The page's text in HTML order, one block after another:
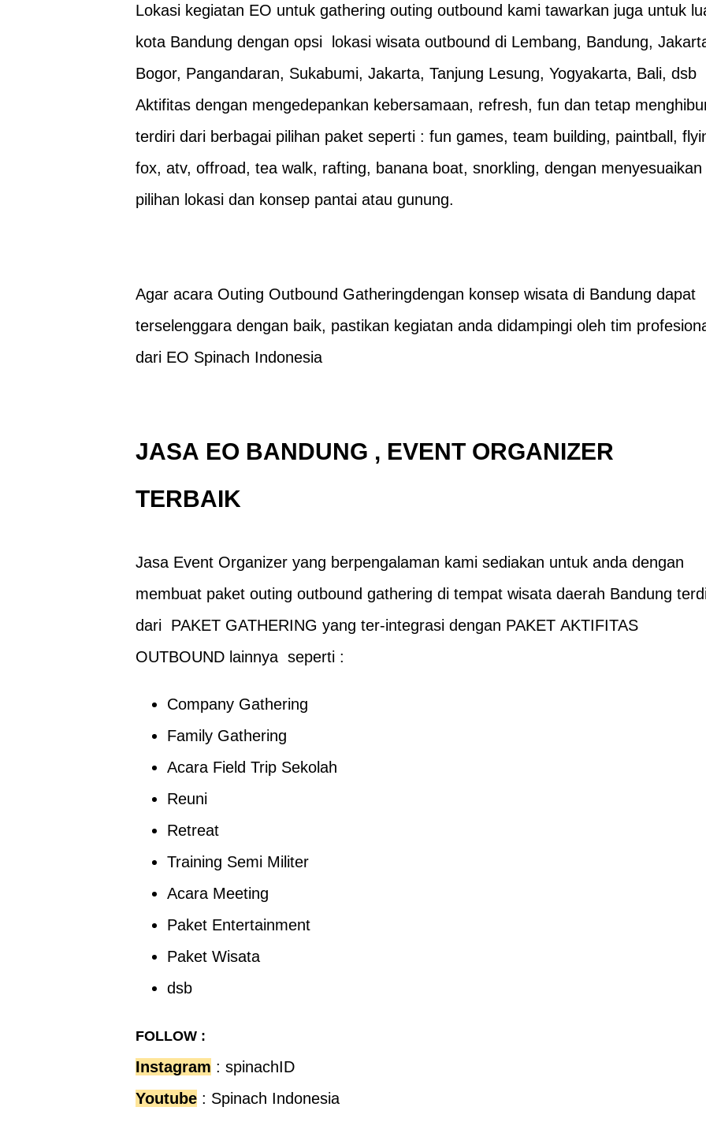
Lokasi kegiatan EO untuk gathering outing outbound kami tawarkan juga untuk
kota Bandung dengan opsi lokasi wisata outbound di Lembang, Bandung,
Bogor, Pangandaran, Sukabumi, Jakarta, Tanjung Lesung, Yogyakarta, Bali, dsb
Aktifitas dengan mengedepankan kebersamaan, refresh, fun dan tetap
terdiri dari berbagai pilihan paket seperti : fun games, team building, paintball,
fox, atv, offroad, tea walk, rafting, banana boat, snorkling, dengan menyesuaikan
pilihan lokasi dan konsep pantai atau gunung.
Agar acara Outing Outbound Gatheringdengan konsep wisata di Bandung dapat
terselenggara dengan baik, pastikan kegiatan anda didampingi oleh tim
dari EO Spinach Indonesia
JASA EO BANDUNG , EVENT ORGANIZER
TERBAIK
Jasa Event Organizer yang berpengalaman kami sediakan untuk anda dengan
membuat paket outing outbound gathering di tempat wisata daerah Bandung
dari PAKET GATHERING yang ter-integrasi dengan PAKET AKTIFITAS
OUTBOUND lainnya seperti :
Company Gathering
Family Gathering
Acara Field Trip Sekolah
Reuni
Retreat
Training Semi Militer
Acara Meeting
Paket Entertainment
Paket Wisata
dsb
FOLLOW :
Instagram : spinachID
Youtube : Spinach Indonesia